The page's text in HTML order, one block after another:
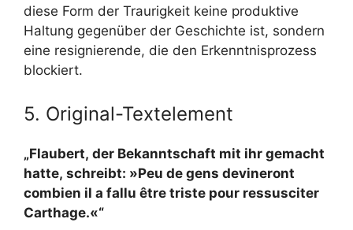
diese Form der Traurigkeit keine produktive
Haltung gegenüber der Geschichte ist, sondern
eine resignierende, die den Erkenntnisprozess
blockiert.
5. Original-Textelement
„Flaubert, der Bekanntschaft mit ihr gemacht
hatte, schreibt: »Peu de gens devineront
combien il a fallu être triste pour ressusciter
Carthage.«“